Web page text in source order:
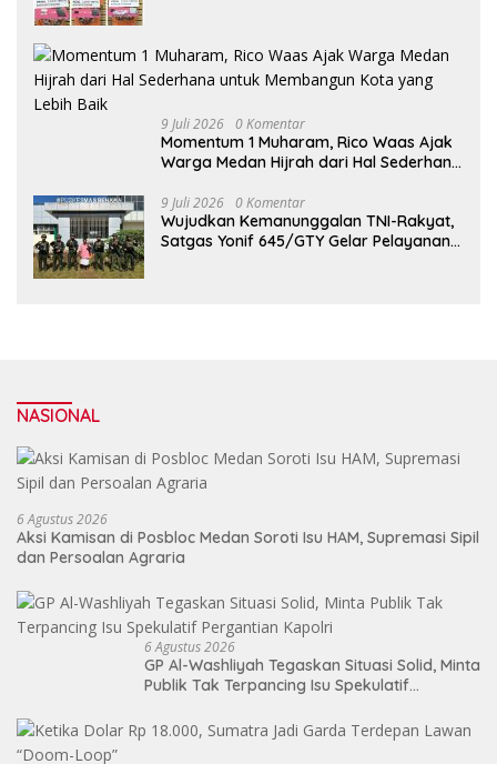
9 Juli 2026 0 Komentar
Momentum 1 Muharam, Rico Waas Ajak
Warga Medan Hijrah dari Hal Sederhana
9 Juli 2026 0 Komentar
Wujudkan Kemanunggalan TNI-Rakyat,
Satgas Yonif 645/GTY Gelar Pelayanan
NASIONAL
6 Agustus 2026
Aksi Kamisan di Posbloc Medan Soroti Isu HAM, Supremasi Sipil
dan Persoalan Agraria
6 Agustus 2026
GP Al-Washliyah Tegaskan Situasi Solid, Minta
Publik Tak Terpancing Isu Spekulatif